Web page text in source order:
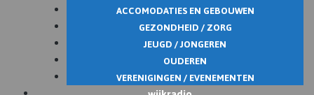
ACCOMODATIES EN GEBOUWEN
GEZONDHEID / ZORG
JEUGD / JONGEREN
OUDEREN
VERENIGINGEN / EVENEMENTEN